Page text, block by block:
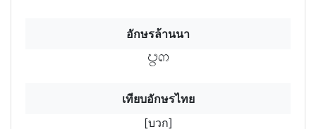
อักษรล้านนา
บวฯก
เทียบอักษรไทย
[บวก]